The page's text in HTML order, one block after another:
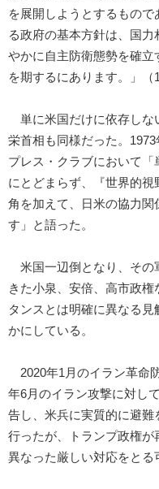
を展開しようとするもの
る政府の基本方針は、国
やかに自主防衛態勢を確
を期するにあります。」（
単に米国だけに依存しな
栄首相も同様だった。
プレス・クラブにおいて
にとどまらず、『世界的
角を加えて、日米の協力関
す」と語った。
米国一辺倒となり、その
きた小泉、安倍、高市政
タンスとは明確に異なる
かにしている。
2020年1月のイラン革命
年6月のイラン攻撃に対し
告し、米兵に実質的に避難
行ったが、トランプ政権
異なった厳しい対応をとる